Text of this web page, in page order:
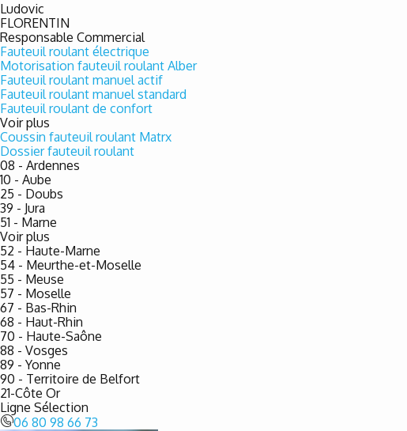
Ludovic
FLORENTIN
Responsable Commercial
Fauteuil roulant électrique
Motorisation fauteuil roulant Alber
Fauteuil roulant manuel actif
Fauteuil roulant manuel standard
Fauteuil roulant de confort
Voir plus
Coussin fauteuil roulant Matrx
Dossier fauteuil roulant
08 - Ardennes
10 - Aube
25 - Doubs
39 - Jura
51 - Marne
Voir plus
52 - Haute-Marne
54 - Meurthe-et-Moselle
55 - Meuse
57 - Moselle
67 - Bas-Rhin
68 - Haut-Rhin
70 - Haute-Saône
88 - Vosges
89 - Yonne
90 - Territoire de Belfort
21-Côte Or
Ligne Sélection
06 80 98 66 73